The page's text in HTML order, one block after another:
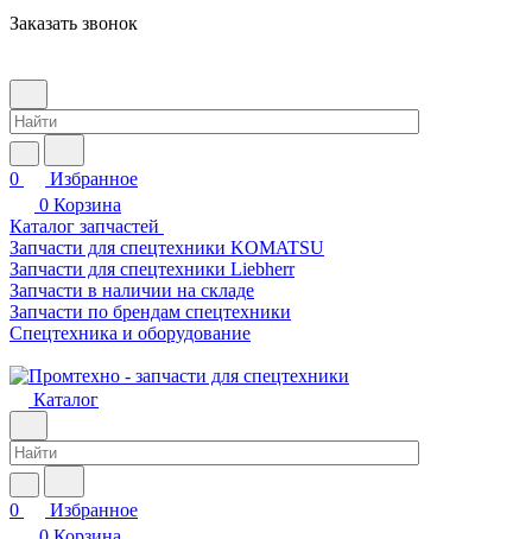
Заказать звонок
0
Избранное
0 Корзина
Каталог запчастей
Запчасти для спецтехники KOMATSU
Запчасти для спецтехники Liebherr
Запчасти в наличии на складе
Запчасти по брендам спецтехники
Спецтехника и оборудование
Каталог
0
Избранное